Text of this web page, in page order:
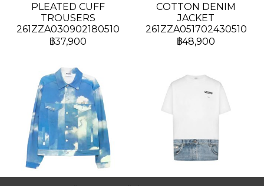
PLEATED CUFF
TROUSERS
261ZZA030902180510
฿37,900
COTTON DENIM
JACKET
261ZZA051702430510
฿48,900